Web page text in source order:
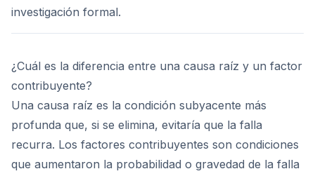
investigación formal.
¿Cuál es la diferencia entre una causa raíz y un factor
contribuyente?
Una causa raíz es la condición subyacente más
profunda que, si se elimina, evitaría que la falla
recurra. Los factores contribuyentes son condiciones
que aumentaron la probabilidad o gravedad de la falla